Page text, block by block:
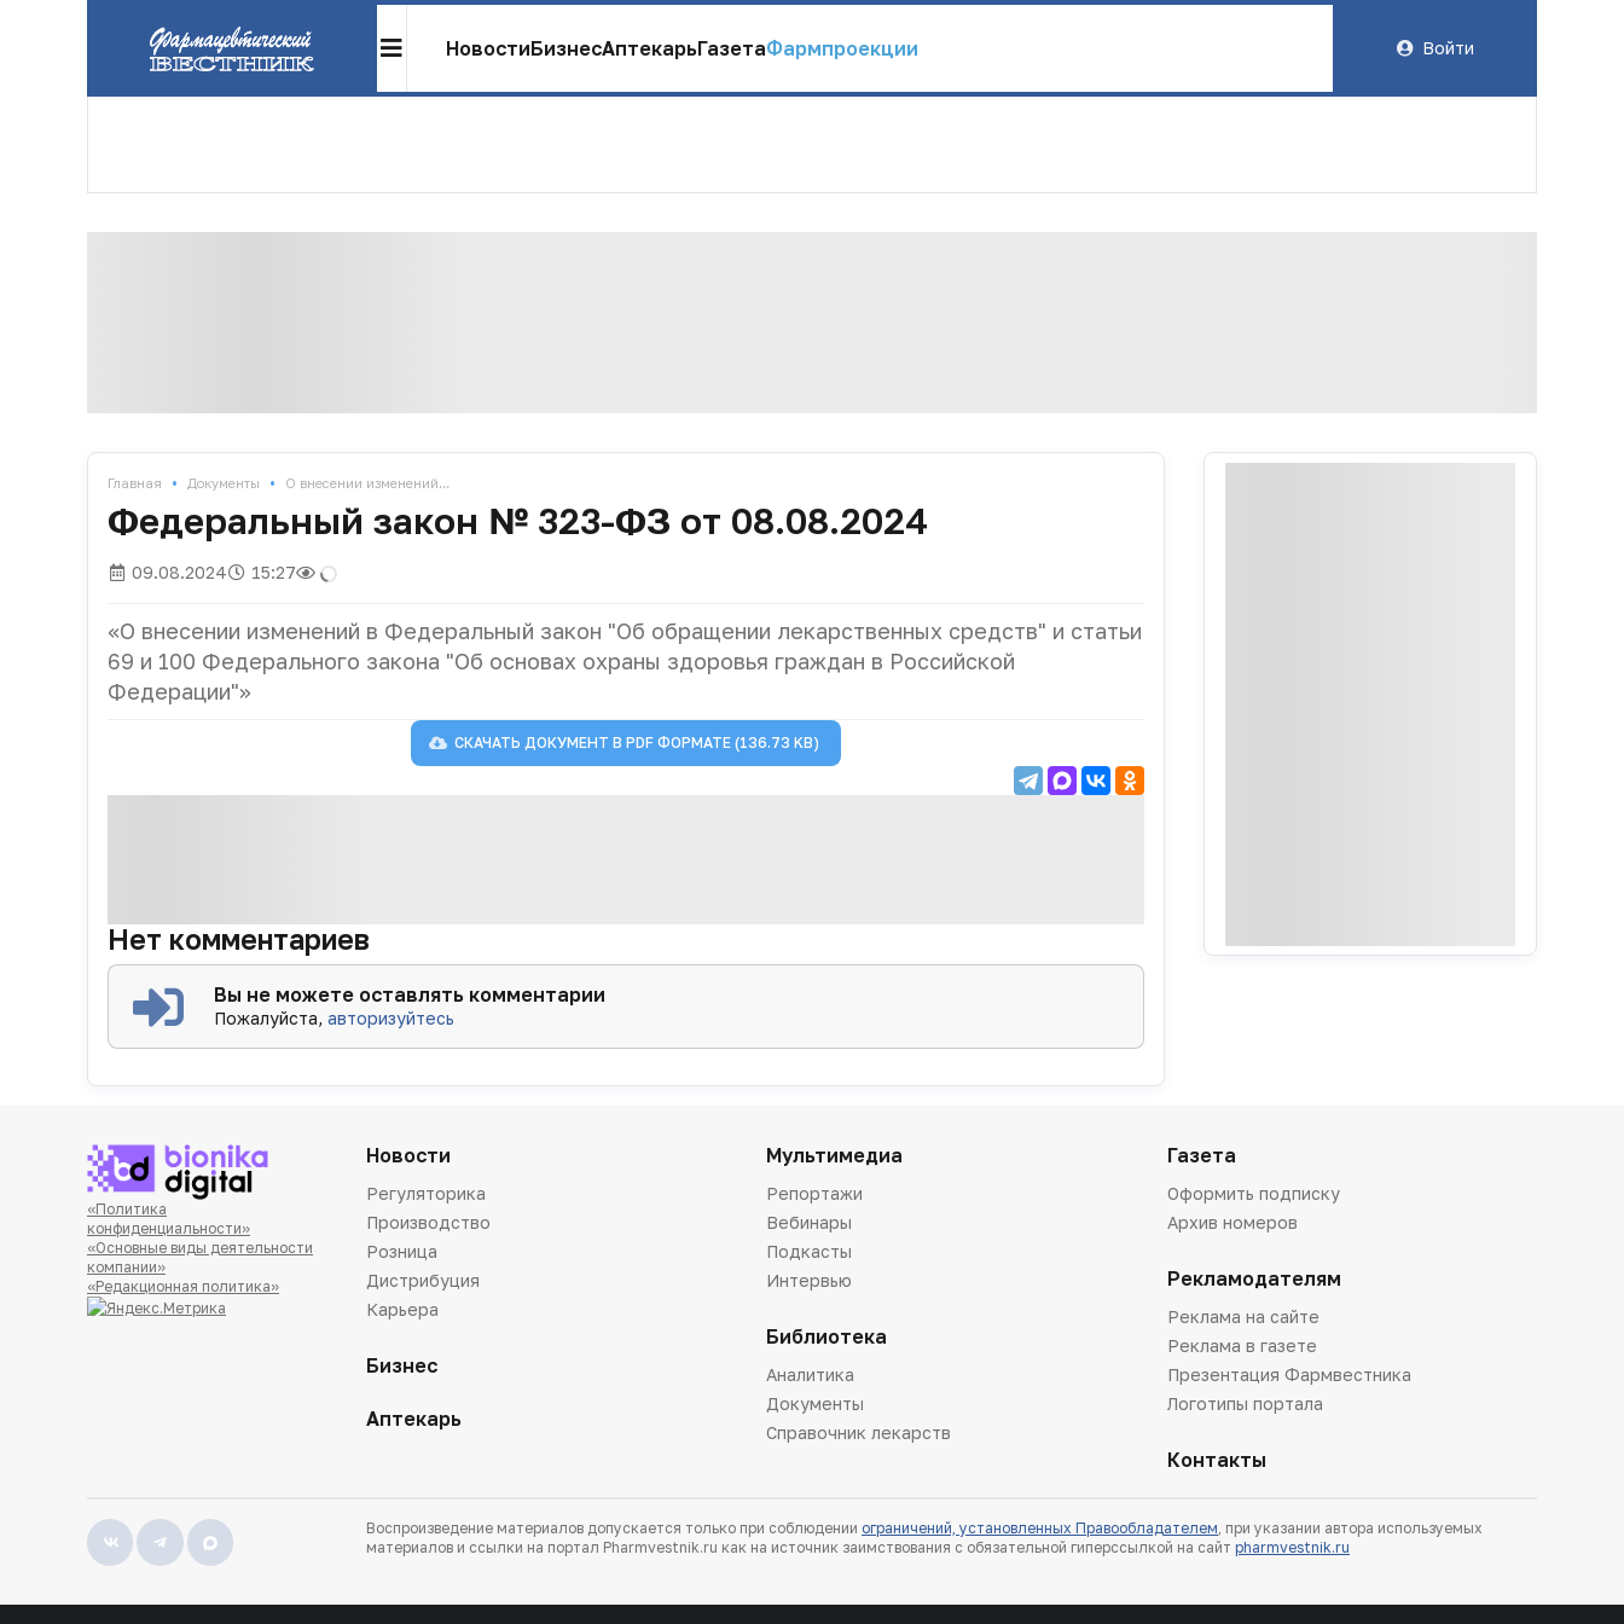
НовостиБизнесАптекарьГазетаФармпроекции Войти
Главная • Документы • О внесении изменений...
Федеральный закон № 323-ФЗ от 08.08.2024
09.08.2024 15:27
«О внесении изменений в Федеральный закон "Об обращении лекарственных средств" и статьи
69 и 100 Федерального закона "Об основах охраны здоровья граждан в Российской
Федерации"»
СКАЧАТЬ ДОКУМЕНТ В PDFФОРМАТЕ (136.73 KB)
Нет комментариев
Вы не можете оставлять комментарии
Пожалуйста,авторизуйтесь
«Политика
конфиденциальности»
«Основные виды деятельности
компании»
«Редакционная политика»
Новости
Регуляторика
Производство
Розница
Дистрибуция
Карьера
Бизнес
Аптекарь
Мультимедиа
Репортажи
Вебинары
Подкасты
Интервью
Библиотека
Аналитика
Документы
Справочник лекарств
Газета
Оформить подписку
Архив номеров
Рекламодателям
Реклама на сайте
Реклама в газете
Презентация Фармвестника
Логотипы портала
Контакты
Воспроизведение материалов допускается только при соблюдении ограничений, установленных Правообладателем, при указании автора используемых
материалов и ссылки на портал Pharmvestnik.ru как на источник заимствования с обязательной гиперссылкой на сайт pharmvestnik.ru